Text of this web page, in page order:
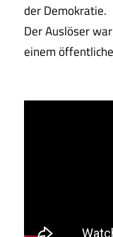
der Demokratie.
Der Auslöser
einem